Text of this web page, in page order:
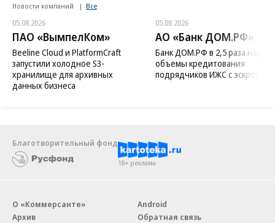
Новости компаний Все
05.08.2026
ПАО «ВымпелКом»
Beeline Cloud и PlatformCraft
запустили холодное S3-
хранилище для архивных
данных бизнеса
05.08.2026
АО «Банк ДОМ.РФ»
Банк ДОМ.РФ в 2,5 раза
объемы кредитования
подрядчиков ИЖС с эскроу
Благотворительный фонд
18+ реклама
О «Коммерсанте»
Архив
Android
Обратная связь